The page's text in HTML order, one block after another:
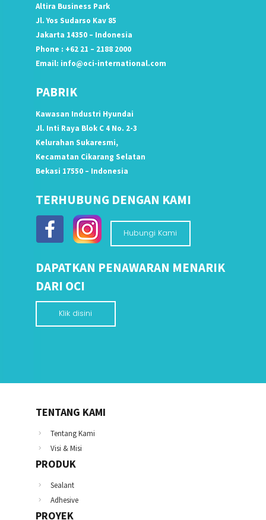
Altira Business Park
Jl. Yos Sudarso Kav 85
Jakarta 14350 – Indonesia
Phone : +62 21 – 2188 2000
Email: info@oci-international.com
PABRIK
Kawasan Industri Hyundai
Jl. Inti Raya Blok C 4 No. 2-3
Kelurahan Sukaresmi,
Kecamatan Cikarang Selatan
Bekasi 17550 – Indonesia
TERHUBUNG DENGAN KAMI
Hubungi Kami
DAPATKAN PENAWARAN MENARIK
DARI OCI
Klik disini
TENTANG KAMI
Tentang Kami
Visi & Misi
PRODUK
Sealant
Adhesive
PROYEK